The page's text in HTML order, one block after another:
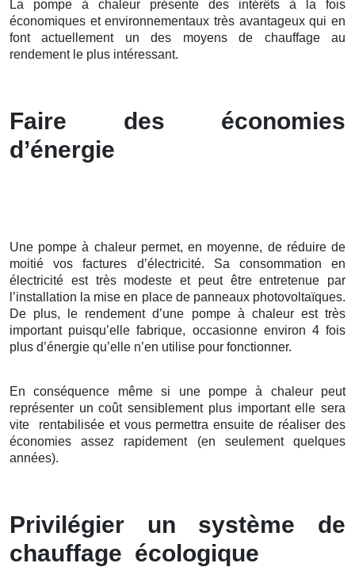
La pompe à chaleur présente des intérêts à la fois
économiques et environnementaux très avantageux qui en
font actuellement un des moyens de chauffage au
rendement le plus intéressant.
Faire des économies
d’énergie
Une pompe à chaleur permet, en moyenne, de réduire de
moitié vos factures d’électricité. Sa consommation en
électricité est très modeste et peut être entretenue par
l’installation la mise en place de panneaux photovoltaïques.
De plus, le rendement d’une pompe à chaleur est très
important puisqu’elle fabrique, occasionne environ 4 fois
plus d’énergie qu’elle n’en utilise pour fonctionner.
En conséquence même si une pompe à chaleur peut
représenter un coût sensiblement plus important elle sera
vite rentabilisée et vous permettra ensuite de réaliser des
économies assez rapidement (en seulement quelques
années).
Privilégier un système de
chauffage écologique